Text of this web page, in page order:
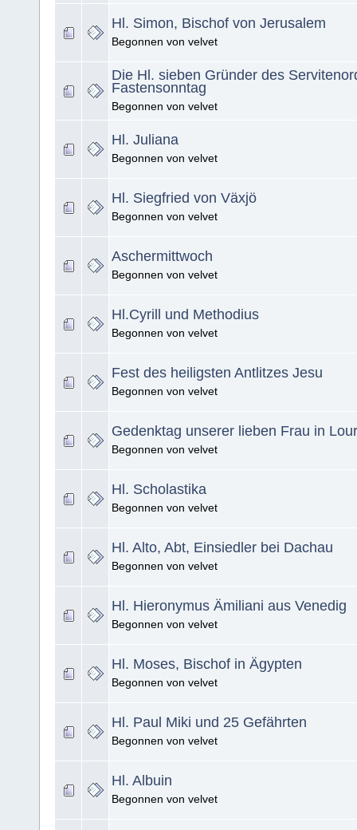
Hl. Simon, Bischof von Jerusalem
Begonnen von velvet
Die Hl. sieben Gründer des
Fastensonntag
Begonnen von velvet
Hl. Juliana
Begonnen von velvet
Hl. Siegfried von Växjö
Begonnen von velvet
Aschermittwoch
Begonnen von velvet
Hl.Cyrill und Methodius
Begonnen von velvet
Fest des heiligsten Antlitzes Jesu
Begonnen von velvet
Gedenktag unserer lieben Frau in
Begonnen von velvet
Hl. Scholastika
Begonnen von velvet
Hl. Alto, Abt, Einsiedler bei Dachau
Begonnen von velvet
Hl. Hieronymus Ämiliani aus Venedig
Begonnen von velvet
Hl. Moses, Bischof in Ägypten
Begonnen von velvet
Hl. Paul Miki und 25 Gefährten
Begonnen von velvet
Hl. Albuin
Begonnen von velvet